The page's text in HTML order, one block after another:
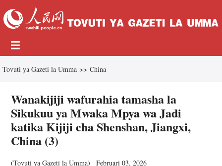
Tovuti ya Gazeti la Umma >> China
Wanakijiji wafurahia tamasha la
Sikukuu ya Mwaka Mpya wa Jadi
katika Kijiji cha Shenshan, Jiangxi,
China (3)
(Tovuti ya Gazeti la Umma) Februari 03, 2026